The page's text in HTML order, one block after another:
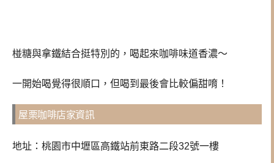
椪糖與拿鐵結合挺特別的，喝起來咖啡味道香濃～
一開始喝覺得很順口，但喝到最後會比較偏甜唷！
屋栗咖啡店家資訊
地址：桃園市中壢區高鐵站前東路二段32號一樓